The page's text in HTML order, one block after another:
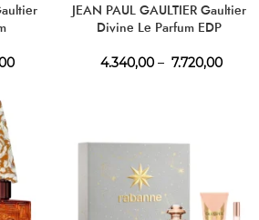
JEAN PAUL GAULTIER Gaultier
Divine Le Parfum EDP
4.340,00 – 7.720,00